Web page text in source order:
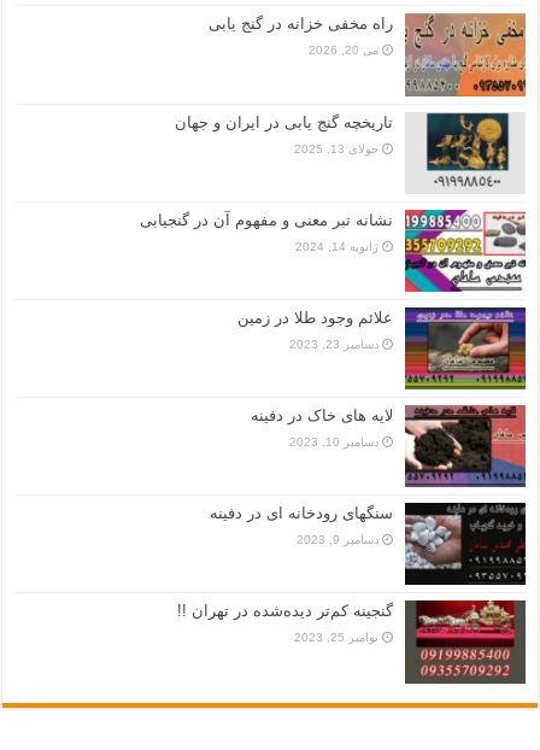
راه مخفی خزانه در گنج یابی
می 20, 2026
تاریخچه گنج‌ یابی در ایران و جهان
جولای 13, 2025
نشانه تبر معنی و مفهوم آن در گنجیابی
ژانویه 14, 2024
علائم وجود طلا در زمین
دسامبر 23, 2023
لایه های خاک در دفینه
دسامبر 10, 2023
سنگهای رودخانه ای در دفینه
دسامبر 9, 2023
گنجینه کم‌تر دیده‌شده در تهران !!
نوامبر 25, 2023